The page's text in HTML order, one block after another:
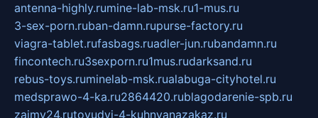
antenna-highly.rumine-lab-msk.ru1-mus.ru
3-sex-porn.ruban-damn.rupurse-factory.ru
viagra-tablet.rufasbags.ruadler-jun.rubandamn.ru
fincontech.ru3sexporn.ru1mus.rudarksand.ru
rebus-toys.ruminelab-msk.rualabuga-cityhotel.ru
medsprawo-4-ka.ru2864420.rublagodarenie-spb.ru
zajmy24.rutovudyi-4-kuhnyanazakaz.ru